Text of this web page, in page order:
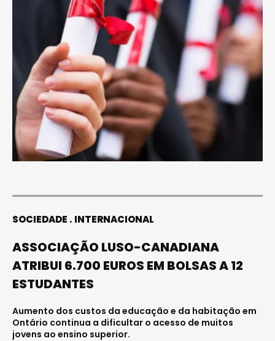
SOCIEDADE INTERNACIONAL
ASSOCIAÇÃO LUSO-CANADIANA
ATRIBUI 6.700 EUROS EM BOLSAS A 12
ESTUDANTES
Aumento dos custos da educação e da habitação em
Ontário continua a dificultar o acesso de muitos
jovens ao ensino superior.